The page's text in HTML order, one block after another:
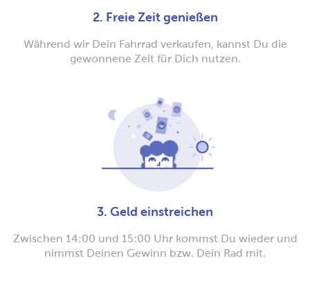
2. Freie Zeit genießen
Während wir Dein Fahrrad verkaufen, kannst Du die
gewonnene Zeit für Dich nutzen.
3. Geld einstreichen
Zwischen 14:00 und 15:00 Uhr kommst Du wieder und
nimmst Deinen Gewinn bzw. Dein Rad mit.